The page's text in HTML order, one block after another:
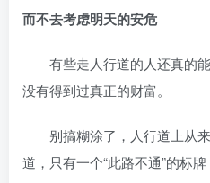
而不去考虑明天的安危
有些走人行道的人还真的
没有得到过真正的财富。
别搞糊涂了，人行道上从
道，只有一个“此路不通”的标牌